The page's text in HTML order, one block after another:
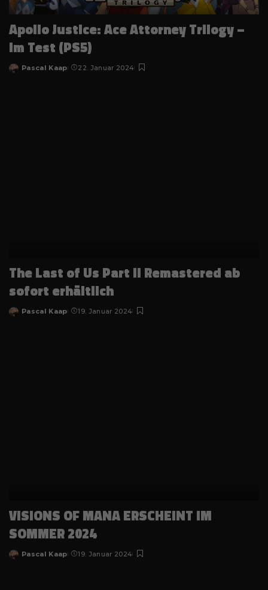
Apollo Justice: Ace Attorney Trilogy –
Im Test (PS5)
Posted
Pascal Kaap 22. Januar 2024
The Last of Us Part II Remastered ab
sofort erhältlich
Posted
Pascal Kaap 19. Januar 2024
VISIONS OF MANA ERSCHEINT IM
SOMMER 2024
Posted
Pascal Kaap 19. Januar 2024